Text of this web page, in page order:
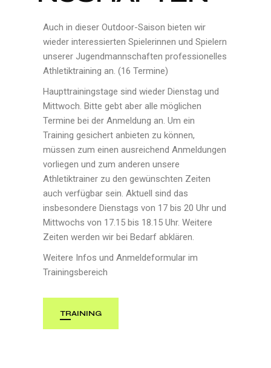
Auch in dieser Outdoor-Saison bieten wir
wieder interessierten Spielerinnen und Spielern
unserer Jugendmannschaften professionelles
Athletiktraining an. (16 Termine)
Haupttrainingstage sind wieder Dienstag und
Mittwoch. Bitte gebt aber alle möglichen
Termine bei der Anmeldung an. Um ein
Training gesichert anbieten zu können,
müssen zum einen ausreichend Anmeldungen
vorliegen und zum anderen unsere
Athletiktrainer zu den gewünschten Zeiten
auch verfügbar sein. Aktuell sind das
insbesondere Dienstags von 17 bis 20 Uhr und
Mittwochs von 17.15 bis 18.15 Uhr. Weitere
Zeiten werden wir bei Bedarf abklären.
Weitere Infos und Anmeldeformular im
Trainingsbereich
TRAINING